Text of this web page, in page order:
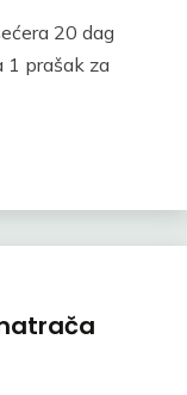
20 dag
1 prašak za